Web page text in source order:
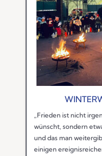
„Frieden ist nicht
wünscht, sondern
und das man
einigen